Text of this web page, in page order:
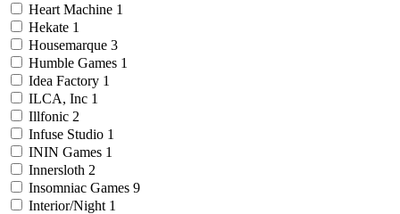
Heart Machine 1
Hekate 1
Housemarque 3
Humble Games 1
Idea Factory 1
ILCA, Inc 1
Illfonic 2
Infuse Studio 1
ININ Games 1
Innersloth 2
Insomniac Games 9
Interior/Night 1